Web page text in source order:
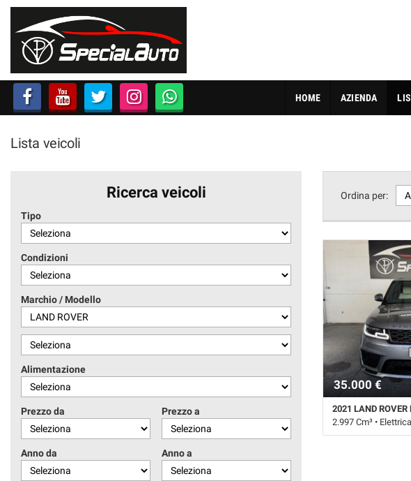
AZIENDA
LISTA VEICOLI
FINANZIAMENTI
CONTATTI
ACQUISTIAMO USATO
SEGUICI SU FACEBOOK
HOME AZIENDA
Lista veicoli
Ricerca veicoli
Tipo
Condizioni
Marchio / Modello
Alimentazione
Prezzo da Prezzo a
Anno da Anno a
Ordina per:
35.000 €
2021 LAND
2.997 Cm³ •